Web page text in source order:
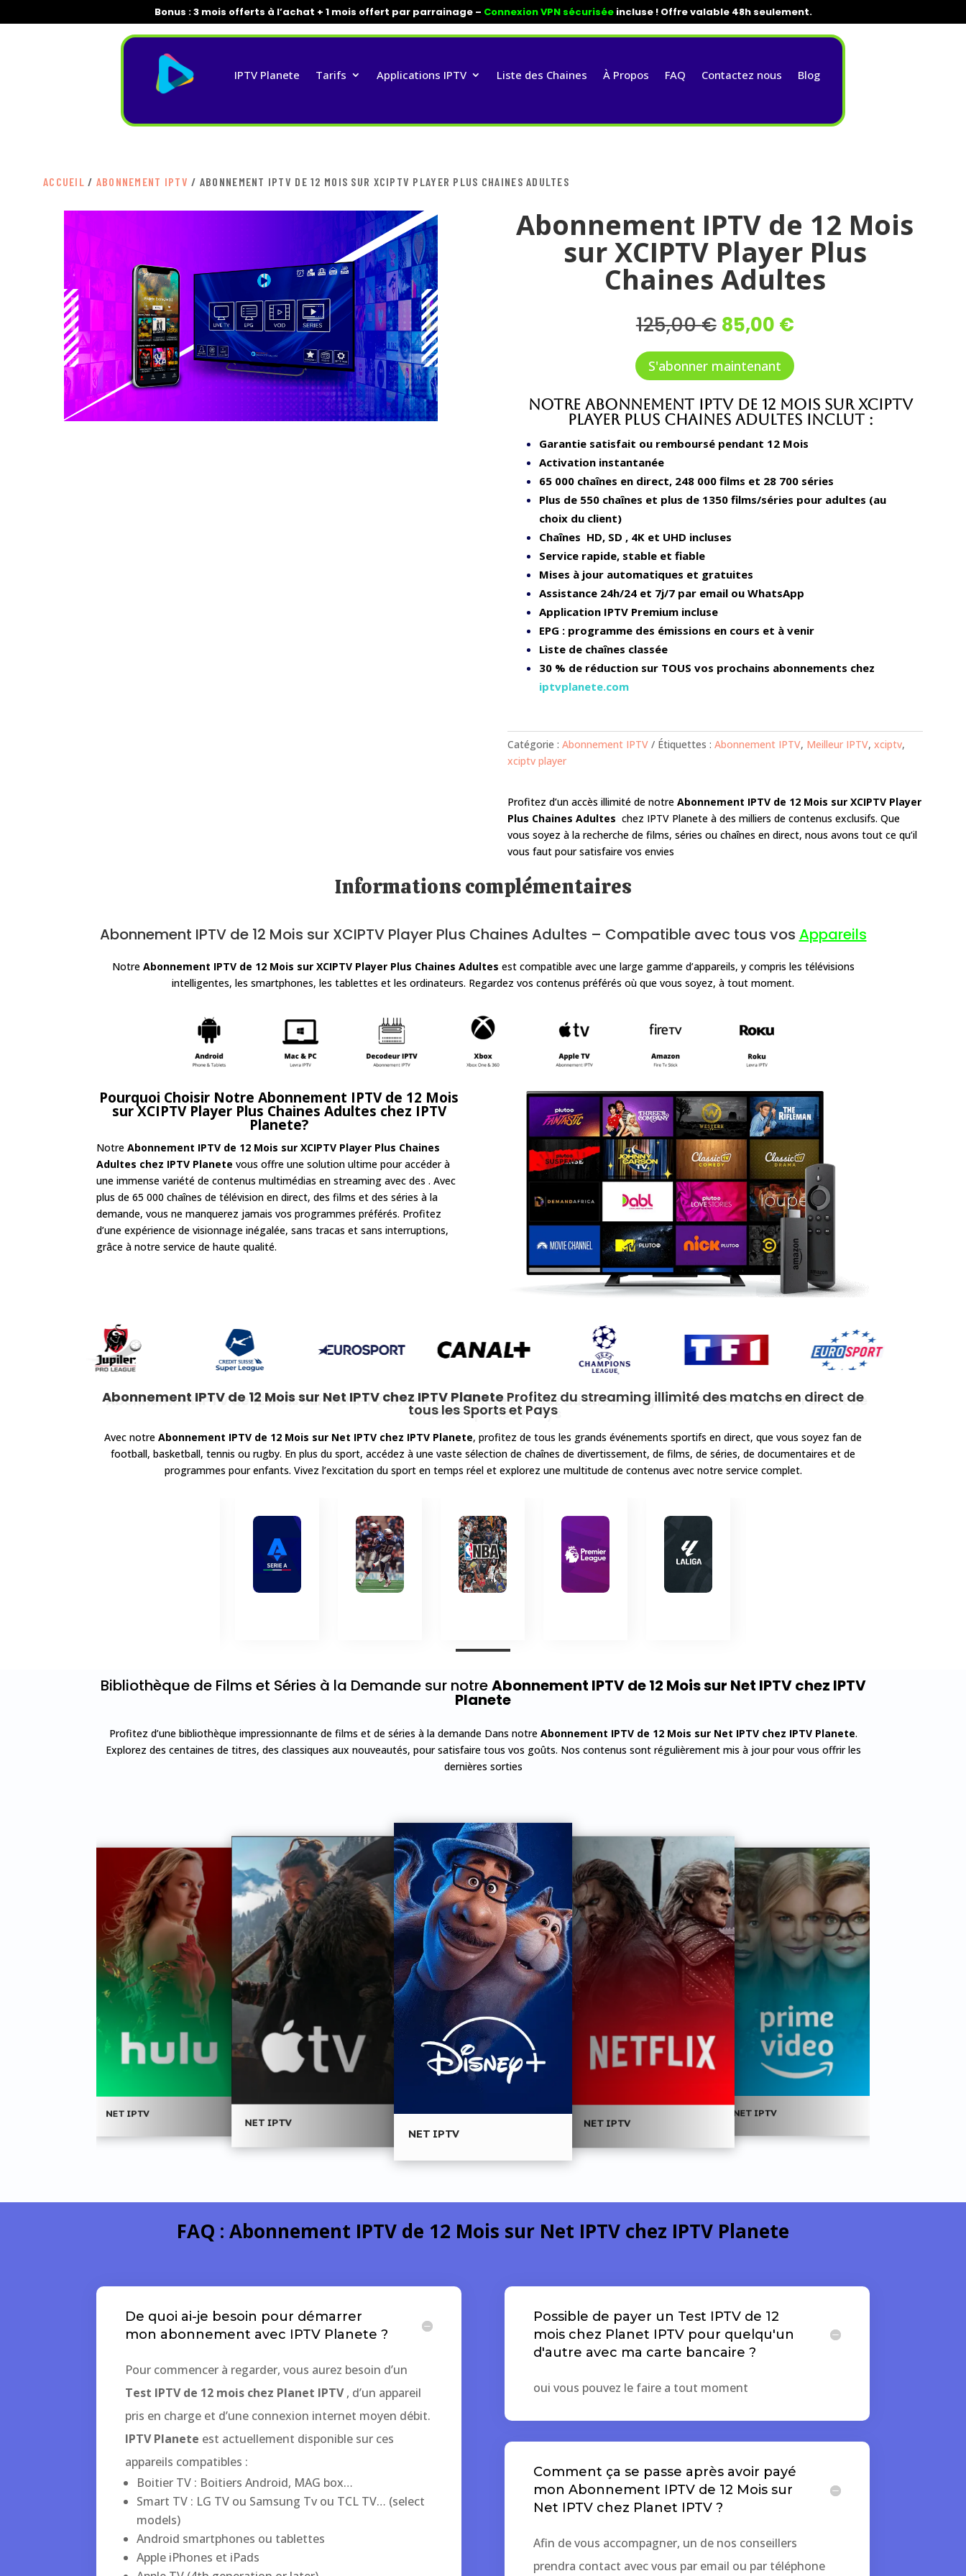
Bonus : 3 mois offerts à l’achat + 1 mois offert par parrainage – Connexion VPN sécuriséeincluse ! Offre valable 48h seulement.
IPTV Planete Tarifs Applications IPTV Liste des Chaines À Propos FAQ Contactez nous Blog
ACCUEIL / ABONNEMENT IPTV / ABONNEMENT IPTV DE 12 MOIS SUR XCIPTV PLAYER PLUS CHAINES ADULTES
Abonnement IPTV de 12 Mois
sur XCIPTV Player Plus
Chaines Adultes
125,00€ Le
prix
initial
était :
85,00 €Le
actuel
est :
S'abonner maintenant
Notre Abonnement IPTV de 12 Mois sur XCIPTV
Player Plus Chaines Adultes inclut :
Garantie satisfait ou remboursé pendant 12 Mois
Activation instantanée
65 000 chaînes en direct, 248 000 films et 28 700 séries
Plus de 550 chaînes et plus de 1350 films/séries pour adultes (au
choix du client)
Chaînes HD, SD , 4K et UHD incluses
Service rapide, stable et fiable
Mises à jour automatiques et gratuites
Assistance 24h/24 et 7j/7 par email ou WhatsApp
Application IPTV Premium incluse
EPG : programme des émissions en cours et à venir
Liste de chaînes classée
30 % de réduction sur TOUS vos prochains abonnements chez
iptvplanete.com
Catégorie : Abonnement IPTV Étiquettes : Abonnement IPTV, Meilleur IPTV, xciptv,
xciptv player
Profitez d’un accès illimité de notre Abonnement IPTV de 12 Mois sur XCIPTV Player
Plus Chaines Adultes chez IPTV Planeteà des milliers de contenus exclusifs. Que
vous soyez à la recherche de films, séries ou chaînes en direct, nous avons tout ce qu’il
vous faut pour satisfaire vos envies
Informations complémentaires
Abonnement IPTV de 12 Mois sur XCIPTV Player Plus Chaines Adultes – Compatible avec tous vos Appareils
Notre Abonnement IPTV de 12 Mois sur XCIPTV Player Plus Chaines Adultes est compatible avec une large gamme d’appareils, y compris les télévisions
intelligentes, les smartphones, les tablettes et les ordinateurs. Regardez vos contenus préférés où que vous soyez, à tout moment.
Pourquoi Choisir Notre Abonnement IPTV de 12 Mois
sur XCIPTV Player Plus Chaines Adultes chez IPTV
Planete?
NotreAbonnement IPTV de 12 Mois sur XCIPTV Player Plus Chaines
Adultes chez IPTV Planetevous offre une solution ultime pour accéder à
une immense variété de contenus multimédias en streaming avec des . Avec
plus de 65 000 chaînes de télévision en direct, des films et des séries à la
demande, vous ne manquerez jamais vos programmes préférés. Profitez
d’une expérience de visionnage inégalée, sans tracas et sans interruptions,
grâce à notre service de haute qualité.
Abonnement IPTV de 12 Mois sur Net IPTV chez IPTV Planete Profitez du streaming illimité des matchs en direct de
tous les Sports et Pays
Avec notre Abonnement IPTV de 12 Mois sur Net IPTV chez IPTV Planete, profitez de tous les grands événements sportifs en direct, que vous soyez fan de
football, basketball, tennis ou rugby. En plus du sport, accédez à une vaste sélection de chaînes de divertissement, de films, de séries, de documentaires et de
programmes pour enfants. Vivez l’excitation du sport en temps réel et explorez une multitude de contenus avec notre service complet.
Bibliothèque de Films et Séries à la Demande sur notreAbonnement IPTV de 12 Mois sur Net IPTVchez IPTV
Planete
Profitez d’une bibliothèque impressionnante de films et de séries à la demande Dans notre Abonnement IPTV de 12 Mois sur Net IPTVchez IPTV Planete.
Explorez des centaines de titres, des classiques aux nouveautés, pour satisfaire tous vos goûts. Nos contenus sont régulièrement mis à jour pour vous offrir les
dernières sorties
NET IPTV
NET IPTV
NET IPTV
NET IPTV
NET IPTV
FAQ : Abonnement IPTV de 12 Mois sur Net IPTV chez IPTV Planete
De quoi ai-je besoin pour démarrer
mon abonnement avec IPTV Planete ?
Pour commencer à regarder, vous aurez besoin d’un
Test IPTV de 12 mois chez Planet IPTV, d’un appareil
pris en charge et d’une connexion internet moyen débit.
IPTV Planete est actuellement disponible sur ces
appareils compatibles :
Boitier TV : Boitiers Android, MAG box…
Smart TV : LG TV ou Samsung Tv ou TCL TV… (select
models)
Android smartphones ou tablettes
Apple iPhones et iPads
Possible de payer un Test IPTV de 12
mois chez Planet IPTV pour quelqu'un
d'autre avec ma carte bancaire ?
oui vous pouvez le faire a tout moment
Comment ça se passe après avoir payé
mon Abonnement IPTV de 12 Mois sur
Net IPTV chez Planet IPTV ?
Afin de vous accompagner, un de nos conseillers
prendra contact avec vous par email ou par téléphone